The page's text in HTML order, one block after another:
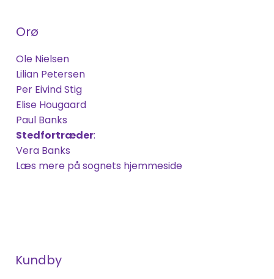
Orø
Ole Nielsen
Lilian Petersen
Per Eivind Stig
Elise Hougaard
Paul Banks
Stedfortræder:
Vera Banks
Læs mere på sognets hjemmeside
Kundby